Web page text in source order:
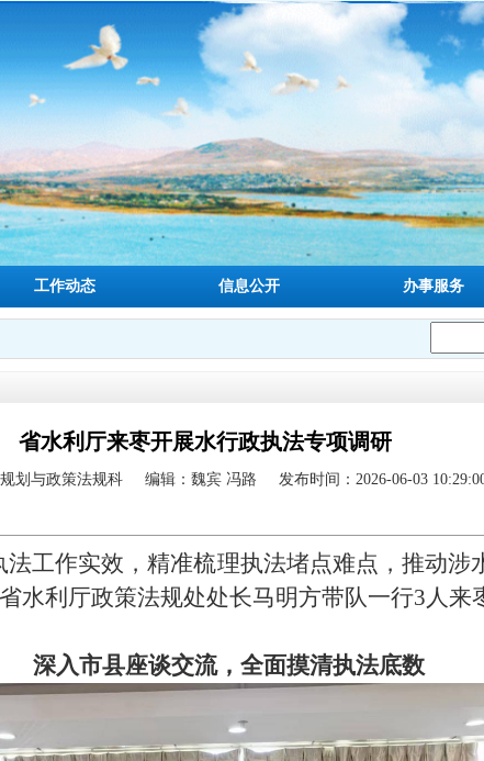
工作动态 信息公开 办事服务
省水利厅来枣开展水行政执法专项调研
划与政策法规科 编辑：魏宾 冯路 发布时间：2026-06-03
工作实效，精准梳理执法堵点难点，推动涉
水利厅政策法规处处长马明方带队一行3人来
深入市县座谈交流，全面摸清执法底数